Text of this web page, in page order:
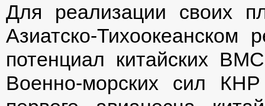
Для реализации своих
Азиатско-
потенциал китайских
Военно-морских сил